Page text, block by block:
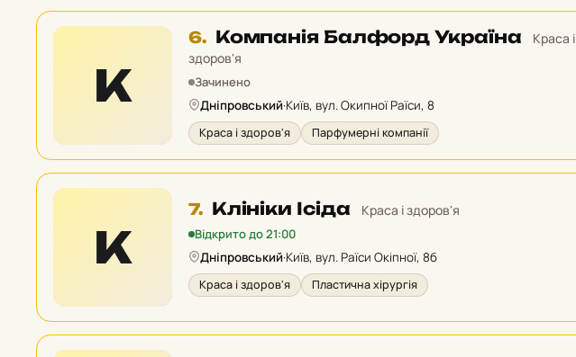
К
6. Місце
6
у
Компанія Балфорд Україна
Краса і
здоров'я
Зачинено
Дніпровський·Київ, вул. Окипної Раїси, 8
Краса і здоров'я Парфумерні компанії
К
7. Місце
7
у
рейтингу:
Клініки Ісіда Краса і здоров'я
Відкрито до 21:00
Дніпровський·Київ, вул. Раїси Окіпної, 8б
Краса і здоров'я Пластична хірургія